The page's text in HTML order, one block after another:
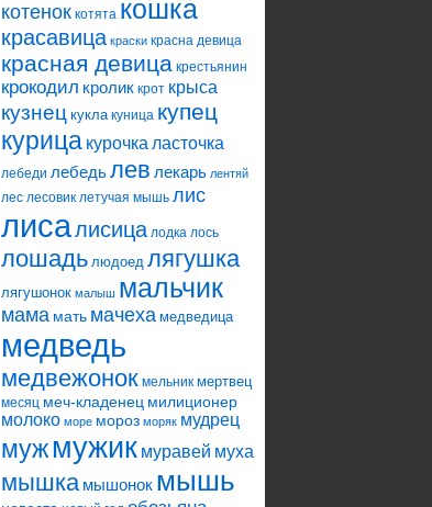
котенок котята кошка
красавица краски красна девица
красная девица крестьянин
крокодил кролик крот крыса
кузнец кукла куница купец
курица курочка ласточка
лебеди лебедьлев лекарь лентяй
лес лесовик летучая мышь лис
лисалисица лодка лось
лошадь людоед лягушка
лягушонок малыш мальчик
мама мать мачеха медведица
медведь
медвежонок мельник мертвец
месяц меч-кладенец милиционер
молоко море мороз моряк мудрец
мужмужик муравей муха
мышка мышонок мышь